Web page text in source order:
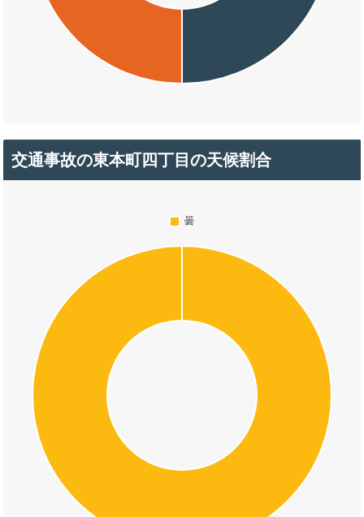
交通事故の東本町四丁目の天候割合